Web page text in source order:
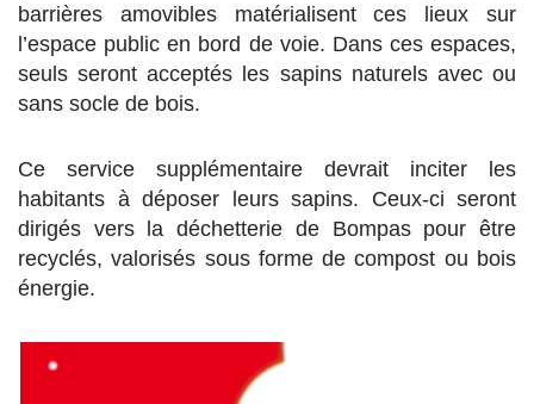
barrières amovibles matérialisent ces lieux sur
l’espace public en bord de voie. Dans ces espaces,
seuls seront acceptés les sapins naturels avec ou
sans socle de bois.
Ce service supplémentaire devrait inciter les
habitants à déposer leurs sapins. Ceux-ci seront
dirigés vers la déchetterie de Bompas pour être
recyclés, valorisés sous forme de compost ou bois
énergie.